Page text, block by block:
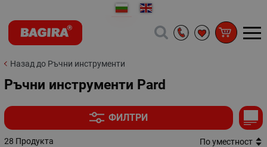
Назад до Ръчни инструменти
Ръчни инструменти Pard
ФИЛТРИ
28 Продукта По уместност